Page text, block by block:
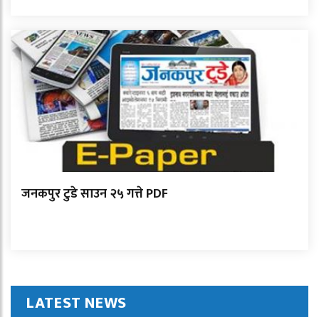
जनकपुर टुडे साउन २५ गत्ते PDF
LATEST NEWS